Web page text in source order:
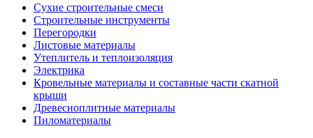
Сухие строительные смеси
Строительные инструменты
Перегородки
Листовые материалы
Утеплитель и теплоизоляция
Электрика
Кровельные материалы и составные части скатной
крыши
Древесноплитные материалы
Пиломатериалы